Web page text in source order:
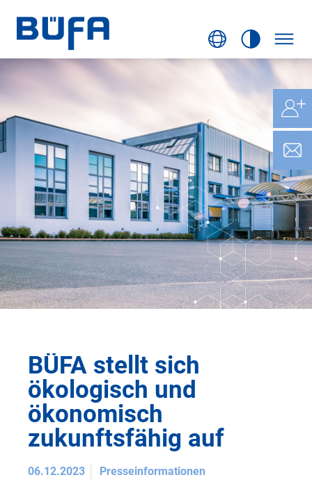
BÜFA stellt sich
ökologisch und
ökonomisch
zukunftsfähig auf
06.12.2023 Presseinformationen